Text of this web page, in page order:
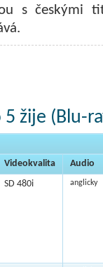
s českými
žije (Blu-
Videokvalita
Audio
SD 480i anglicky